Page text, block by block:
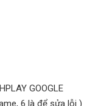
GOOGLE
6 là để sửa lỗi )